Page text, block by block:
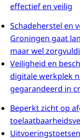
effectief en veilig
Schadeherstel en
Groningen gaat
maar wel
Veiligheid en
digitale werkplek
gegarandeerd in
Beperkt zicht op